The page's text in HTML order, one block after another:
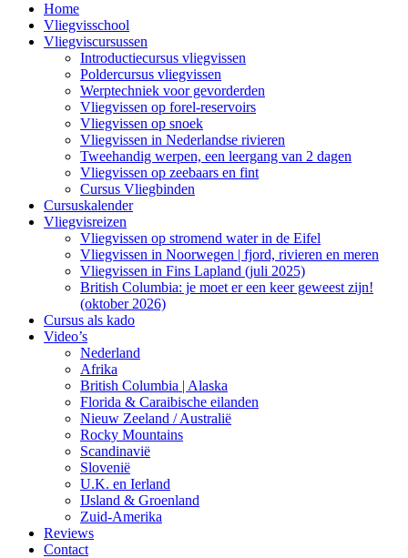
Home
Vliegvisschool
Vliegviscursussen
Introductiecursus vliegvissen
Poldercursus vliegvissen
Werptechniek voor gevorderden
Vliegvissen op forel-reservoirs
Vliegvissen op snoek
Vliegvissen in Nederlandse rivieren
Tweehandig werpen, een leergang van 2 dagen
Vliegvissen op zeebaars en fint
Cursus Vliegbinden
Cursuskalender
Vliegvisreizen
Vliegvissen op stromend water in de Eifel
Vliegvissen in Noorwegen | fjord, rivieren en meren
Vliegvissen in Fins Lapland (juli 2025)
British Columbia: je moet er een keer geweest zijn!
(oktober 2026)
Cursus als kado
Video’s
Nederland
Afrika
British Columbia | Alaska
Florida & Caraibische eilanden
Nieuw Zeeland / Australië
Rocky Mountains
Scandinavië
Slovenië
U.K. en Ierland
IJsland & Groenland
Zuid-Amerika
Reviews
Contact